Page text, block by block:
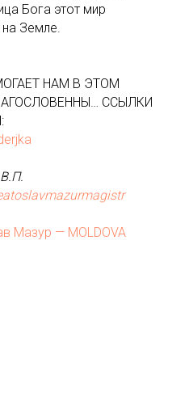
Бога этот мир
на Земле.
НАМ В ЭТОМ
ССЫЛКИ
Мазур — MOLDOVA